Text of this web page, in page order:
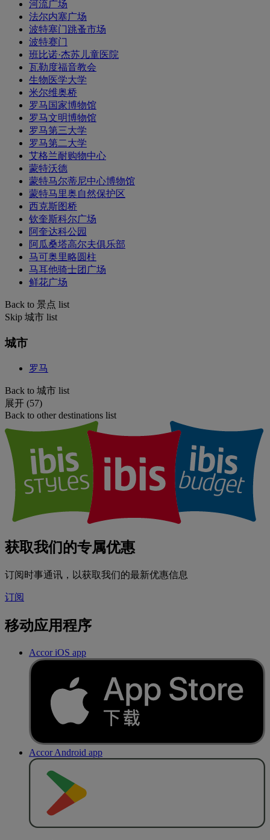
河流广场
法尔内塞广场
波特塞门跳蚤市场
波特赛门
班比诺·杰苏儿童医院
瓦勒度福音教会
生物医学大学
米尔维奥桥
罗马国家博物馆
罗马文明博物馆
罗马第三大学
罗马第二大学
艾格兰耐购物中心
蒙特沃德
蒙特马尔蒂尼中心博物馆
蒙特马里奥自然保护区
西克斯图桥
钦奎斯科尔广场
阿奎达科公园
阿瓜桑塔高尔夫俱乐部
马可奥里略圆柱
马耳他骑士团广场
鲜花广场
Back to 景点 list
Skip 城市 list
城市
罗马
Back to 城市 list
展开 (57)
Back to other destinations list
获取我们的专属优惠
订阅时事通讯，以获取我们的最新优惠信息
订阅
移动应用程序
Accor iOS app
Accor Android app